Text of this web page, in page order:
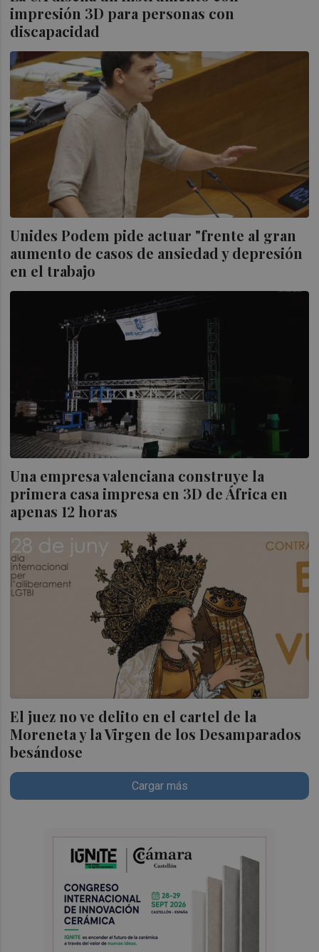
impresión 3D para personas con
discapacidad
Unides Podem pide actuar "frente al gran
aumento de casos de ansiedad y depresión
en el trabajo
Una empresa valenciana construye la
primera casa impresa en 3D de África en
apenas 12 horas
El juez no ve delito en el cartel de la
Moreneta y la Virgen de los Desamparados
besándose
Cargar más